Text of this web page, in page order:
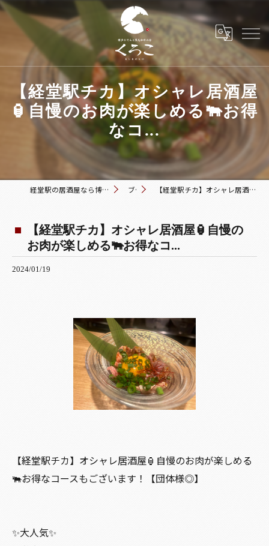
【経堂駅チカ】オシャレ居酒屋
🏮自慢のお肉が楽しめる🐃お得
なコ...
経堂駅の居酒屋なら博多おでんと黒毛和牛の店 くろこ ブログ 【経堂駅チカ】オシャレ居酒屋🏮自慢のお肉が楽しめる🐃お得なコ...
【経堂駅チカ】オシャレ居酒屋🏮自慢の
お肉が楽しめる🐃お得なコ...
2024/01/19
【経堂駅チカ】オシャレ居酒屋🏮自慢のお肉が楽しめる
🐃お得なコースもございます！【団体様◎】
✨大人気✨